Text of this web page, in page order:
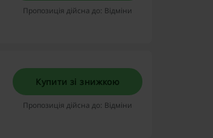
Пропозиція дійсна до: Відміни
Купити зі знижкою
Пропозиція дійсна до: Відміни